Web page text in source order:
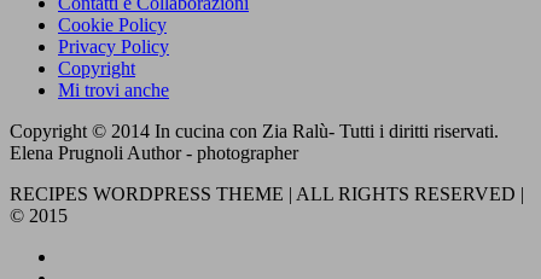
Cookie Policy
Privacy Policy
Copyright
Mi trovi anche
Copyright © 2014 In cucina con Zia Ralù- Tutti i diritti riservati.
Elena Prugnoli Author - photographer
RECIPES WORDPRESS THEME | ALL RIGHTS RESERVED |
© 2015